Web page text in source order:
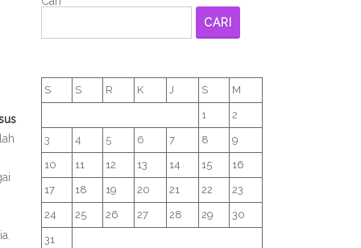
CARI
S S R K J S M
1 2
3 4 5 6 7 8 9
10 11 12 13 14 15 16
17 18 19 20 21 22 23
24 25 26 27 28 29 30
31